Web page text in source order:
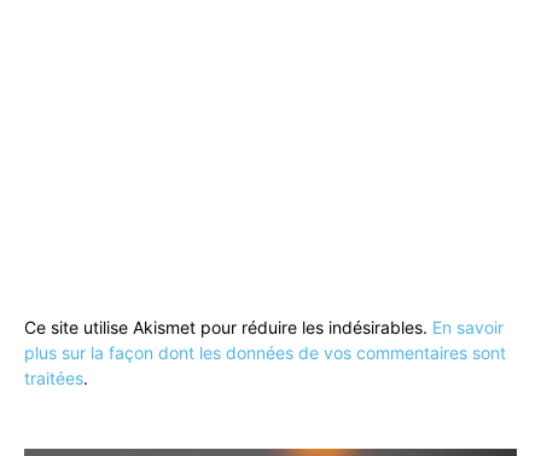
Ce site utilise Akismet pour réduire les indésirables. En savoir
plus sur la façon dont les données de vos commentaires sont
traitées.